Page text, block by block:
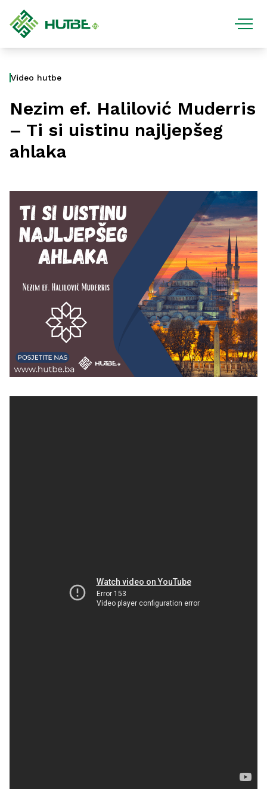
Video hutbe
Nezim ef. Halilović Muderris
– Ti si uistinu najljepšeg
ahlaka